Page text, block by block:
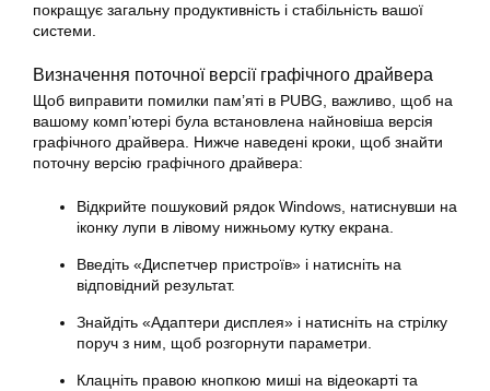
покращує загальну продуктивність і стабільність вашої
системи.
Визначення поточної версії графічного драйвера
Щоб виправити помилки пам’яті в PUBG, важливо, щоб на
вашому комп’ютері була встановлена найновіша версія
графічного драйвера. Нижче наведені кроки, щоб знайти
поточну версію графічного драйвера:
Відкрийте пошуковий рядок Windows, натиснувши на
іконку лупи в лівому нижньому кутку екрана.
Введіть «Диспетчер пристроїв» і натисніть на
відповідний результат.
Знайдіть «Адаптери дисплея» і натисніть на стрілку
поруч з ним, щоб розгорнути параметри.
Клацніть правою кнопкою миші на відеокарті та